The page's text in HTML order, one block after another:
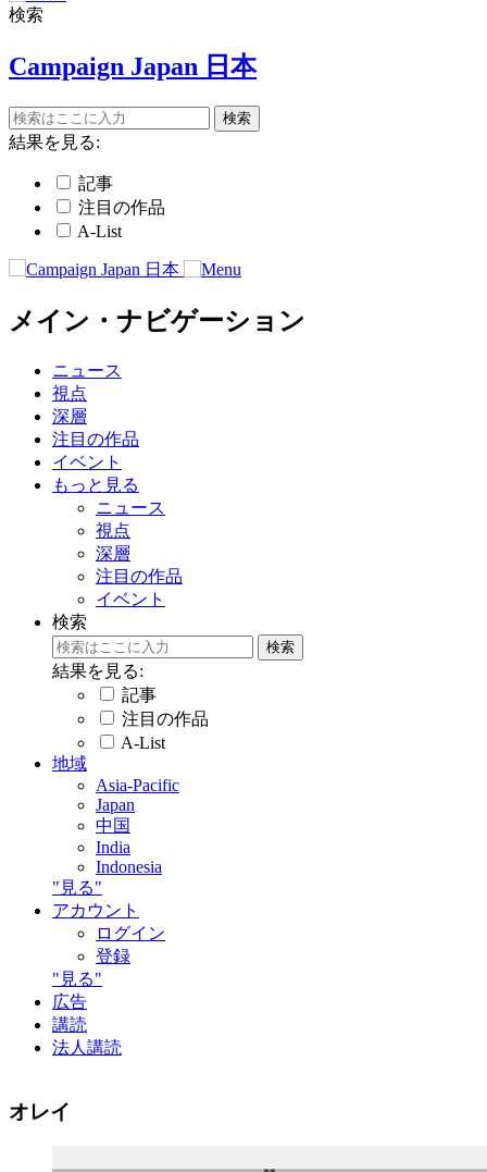
検索
Campaign Japan 日本
結果を見る:
記事
注目の作品
A-List
メイン・ナビゲーション
ニュース
視点
深層
注目の作品
イベント
もっと見る
ニュース
視点
深層
注目の作品
イベント
検索
結果を見る:
記事
注目の作品
A-List
地域
Asia-Pacific
Japan
中国
India
Indonesia
"見る"
アカウント
ログイン
登録
"見る"
広告
講読
法人講読
オレイ